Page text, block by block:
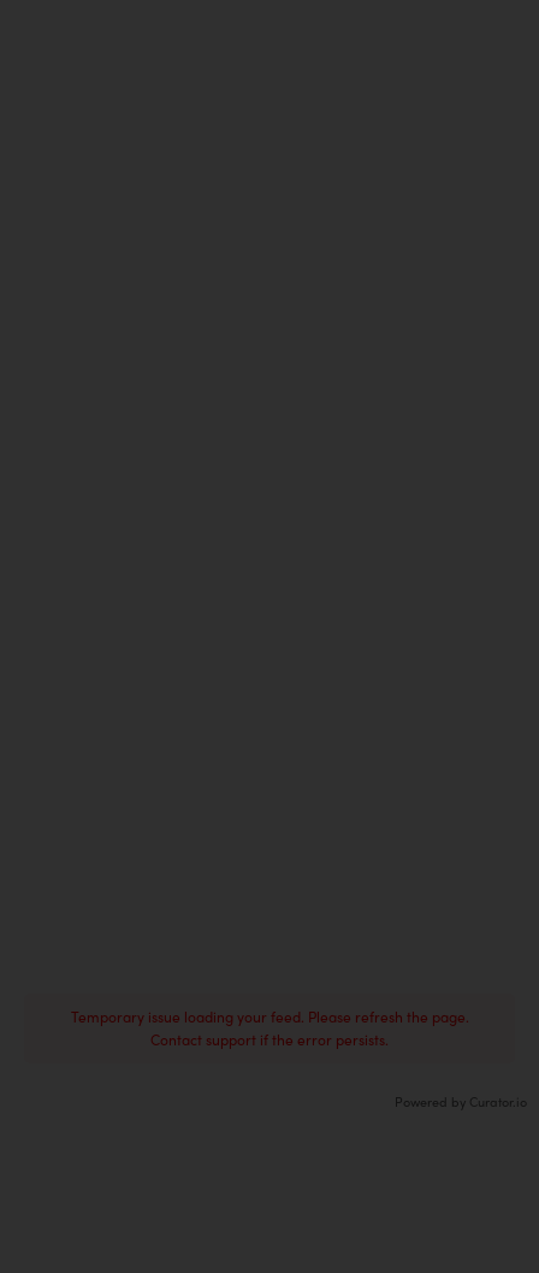
Temporary issue loading your feed. Please refresh the page.
Contact support if the error persists.
Powered by Curator.io